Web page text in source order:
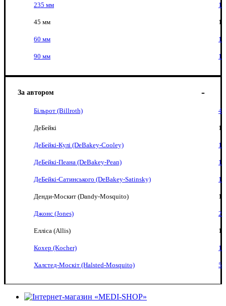
235 мм 1
45 мм 1
60 мм 1
90 мм 1
За автором
Більрот (Billroth) 4
ДеБейкі 1
ДеБейкі-Кулі (DeBakey-Cooley) 1
ДеБейкі-Пеана (DeBakey-Pean) 1
ДеБейкі-Сатинського (DeBakey-Satinsky) 1
Денди-Москит (Dandy-Mosquito) 1
Джонс (Jones) 2
Елліса (Allis) 1
Кохер (Kocher) 1
Халстед-Москіт (Halsted-Mosquito) 5